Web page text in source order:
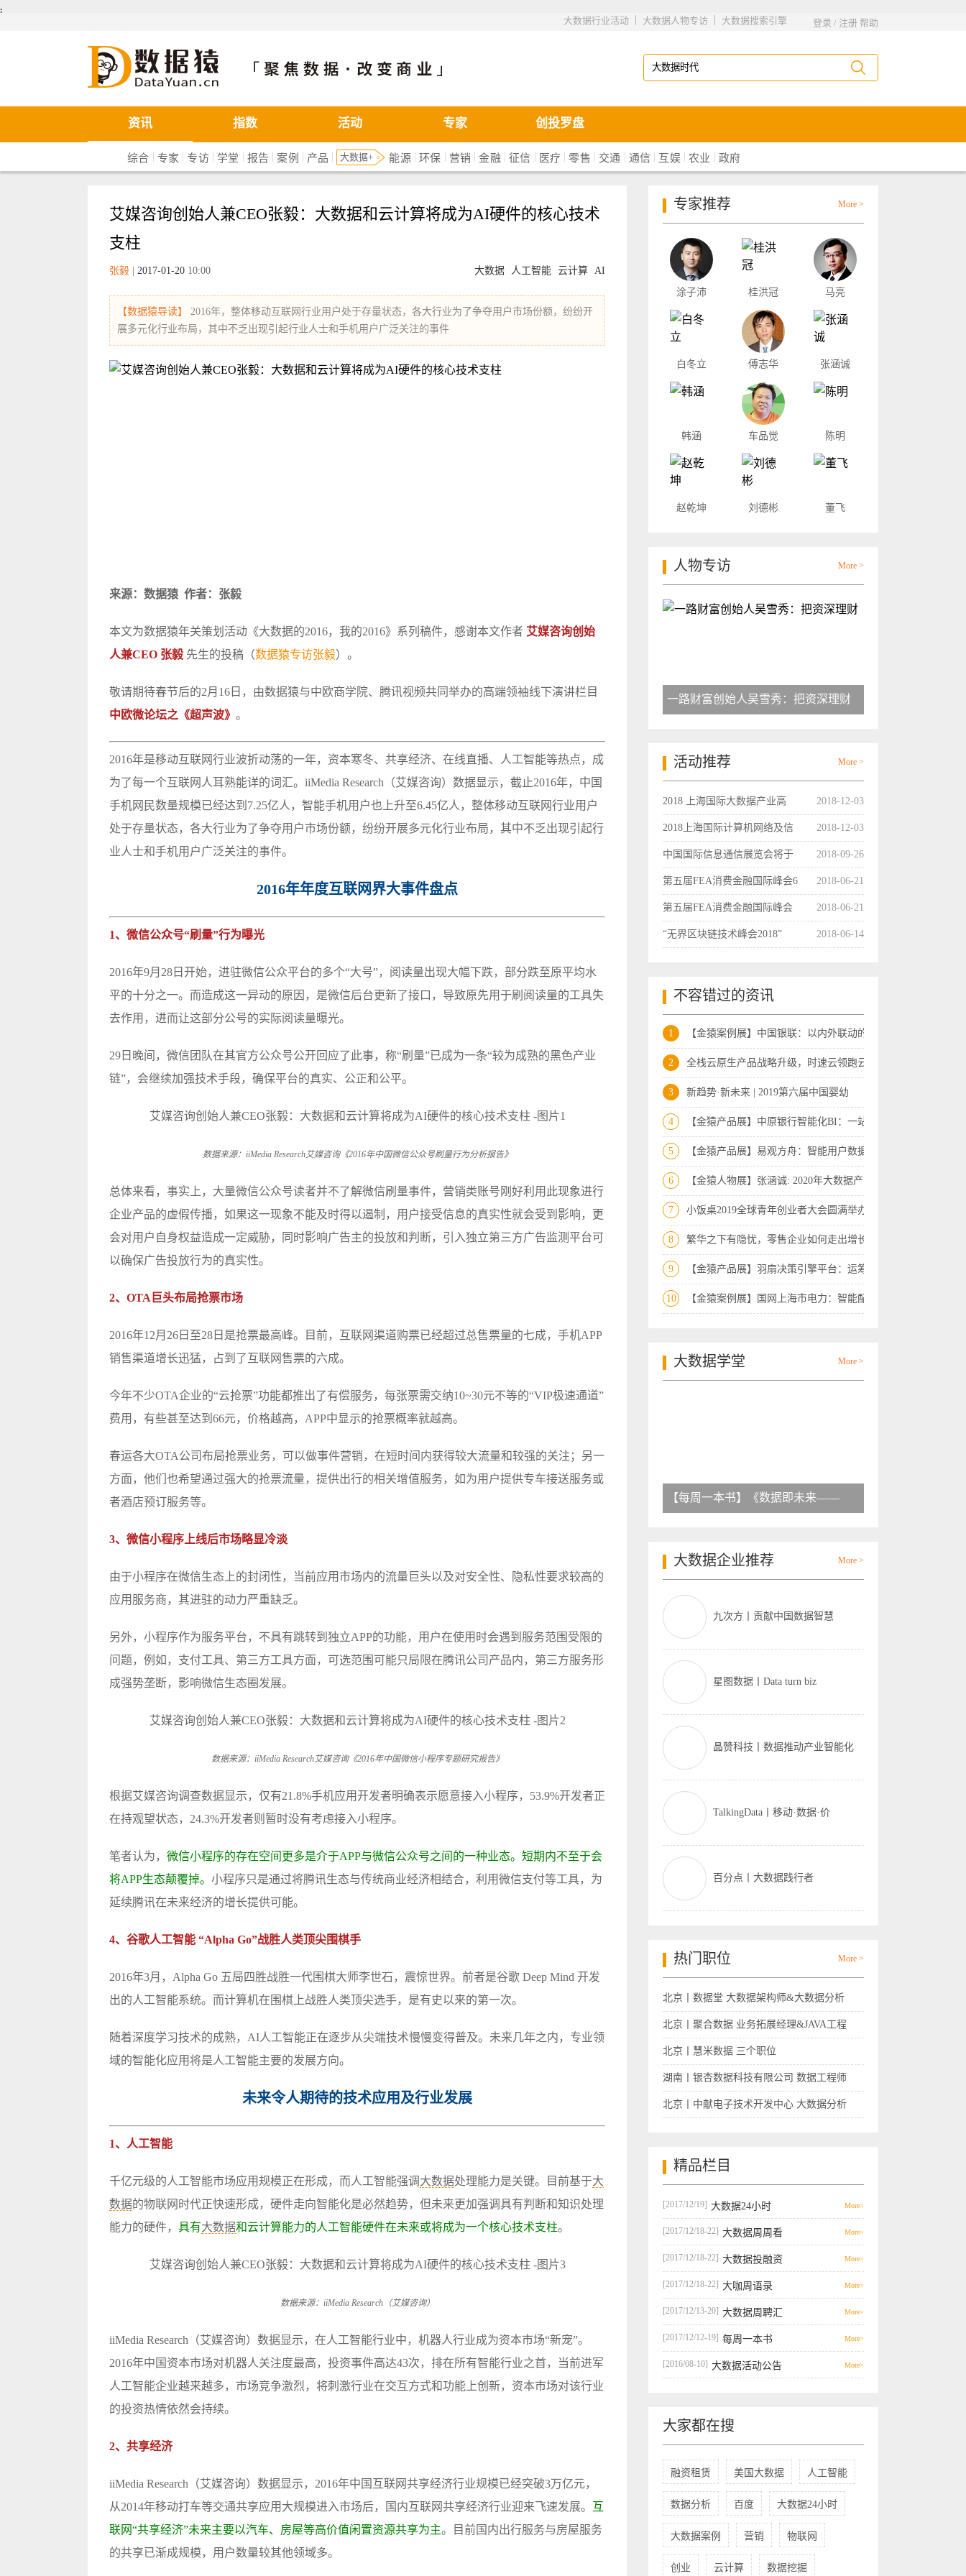
܄
登录 / 注册 帮助
大数据搜索引擎
|
大数据人物专访
|
大数据行业活动
数据猿
资讯 指数 活动 专家 创投罗盘
综合 | 专家 |专访| 学堂 | 报告 | 案例 | 产品 | 大数据+ 能源 |环保 | 营销 |金融 |征信 | 医疗 | 零售 | 交通 | 通信 | 互娱 | 农业 | 政府
艾媒咨询创始人兼CEO张毅：大数据和云计算将成为AI硬件的核心技术
支柱
大数据 人工智能 云计算 AI
张毅 2017-01-20 10:00
【数据猿导读】
2016年，整体移动互联网行业用户处于存量状态，各大行业为了争夺用户市场份额，纷纷开
展多元化行业布局，其中不乏出现引起行业人士和手机用户广泛关注的事件
来源：数据猿 作者：张毅
本文为数据猿年关策划活动《大数据的2016，我的2016》系列稿件，感谢本文作者 艾媒咨询创始
人兼CEO 张毅 先生的投稿（数据猿专访张毅）。
敬请期待春节后的2月16日，由数据猿与中欧商学院、腾讯视频共同举办的高端领袖线下演讲栏目
中欧微论坛之《超声波》 。
2016年是移动互联网行业波折动荡的一年，资本寒冬、共享经济、在线直播、人工智能等热点，成
为了每一个互联网人耳熟能详的词汇。iiMedia Research（艾媒咨询）数据显示，截止2016年，中国
手机网民数量规模已经达到7.25亿人，智能手机用户也上升至6.45亿人，整体移动互联网行业用户
处于存量状态，各大行业为了争夺用户市场份额，纷纷开展多元化行业布局，其中不乏出现引起行
业人士和手机用户广泛关注的事件。
2016年年度互联网界大事件盘点
1、微信公众号“刷量”行为曝光
2016年9月28日开始，进驻微信公众平台的多个“大号”，阅读量出现大幅下跌，部分跌至原平均水
平的十分之一。而造成这一异动的原因，是微信后台更新了接口，导致原先用于刷阅读量的工具失
去作用，进而让这部分公号的实际阅读量曝光。
29日晚间，微信团队在其官方公众号公开回应了此事，称“刷量”已成为一条“较为成熟的黑色产业
链”，会继续加强技术手段，确保平台的真实、公正和公平。
数据来源：iiMedia Research艾媒咨询《2016年中国微信公众号刷量行为分析报告》
总体来看，事实上，大量微信公众号读者并不了解微信刷量事件，营销类账号刚好利用此现象进行
企业产品的虚假传播，如果这一现象不能及时得以遏制，用户接受信息的真实性就会受到影响，更
会对用户自身权益造成一定威胁，同时影响广告主的投放和判断，引入独立第三方广告监测平台可
以确保广告投放行为的真实性。
2、OTA巨头布局抢票市场
2016年12月26日至28日是抢票最高峰。目前，互联网渠道购票已经超过总售票量的七成，手机APP
销售渠道增长迅猛，占到了互联网售票的六成。
今年不少OTA企业的“云抢票”功能都推出了有偿服务，每张票需交纳10~30元不等的“VIP极速通道”
费用，有些甚至达到66元，价格越高，APP中显示的抢票概率就越高。
春运各大OTA公司布局抢票业务，可以做事件营销，在短时间内获得较大流量和较强的关注；另一
方面，他们也希望通过强大的抢票流量，提供出行的相关增值服务，如为用户提供专车接送服务或
者酒店预订服务等。
3、微信小程序上线后市场略显冷淡
由于小程序在微信生态上的封闭性，当前应用市场内的流量巨头以及对安全性、隐私性要求较高的
应用服务商，其进驻的动力严重缺乏。
另外，小程序作为服务平台，不具有跳转到独立APP的功能，用户在使用时会遇到服务范围受限的
问题，例如，支付工具、第三方工具方面，可选范围可能只局限在腾讯公司产品内，第三方服务形
成强势垄断，影响微信生态圈发展。
数据来源：iiMedia Research艾媒咨询《2016年中国微信小程序专题研究报告》
根据艾媒咨询调查数据显示，仅有21.8%手机应用开发者明确表示愿意接入小程序，53.9%开发者正
在持观望状态，24.3%开发者则暂时没有考虑接入小程序。
笔者认为， 微信小程序的存在空间更多是介于APP与微信公众号之间的一种业态。短期内不至于会
将APP生态颠覆掉。 小程序只是通过将腾讯生态与传统商业经济相结合，利用微信支付等工具，为
延续腾讯在未来经济的增长提供可能。
4、谷歌人工智能 “Alpha Go”战胜人类顶尖围棋手
2016年3月，Alpha Go 五局四胜战胜一代围棋大师李世石，震惊世界。前者是谷歌 Deep Mind 开发
出的人工智能系统。而计算机在围棋上战胜人类顶尖选手，是有史以来的第一次。
随着深度学习技术的成熟，AI人工智能正在逐步从尖端技术慢慢变得普及。未来几年之内，专业领
域的智能化应用将是人工智能主要的发展方向。
未来令人期待的技术应用及行业发展
1、人工智能
千亿元级的人工智能市场应用规模正在形成，而人工智能强调 大数据处理能力是关键。目前基于大
数据的物联网时代正快速形成，硬件走向智能化是必然趋势，但未来更加强调具有判断和知识处理
能力的硬件， 具有大数据和云计算能力的人工智能硬件在未来或将成为一个核心技术支柱。
数据来源：iiMedia Research（艾媒咨询）
iiMedia Research（艾媒咨询）数据显示，在人工智能行业中，机器人行业成为资本市场“新宠”。
2016年中国资本市场对机器人关注度最高，投资事件高达43次，排在所有智能行业之首，当前进军
人工智能企业越来越多，市场竞争激烈，将刺激行业在交互方式和功能上创新，资本市场对该行业
的投资热情依然会持续。
2、共享经济
iiMedia Research（艾媒咨询）数据显示，2016年中国互联网共享经济行业规模已经突破3万亿元，
从2014年移动打车等交通共享应用大规模进入市场后，国内互联网共享经济行业迎来飞速发展。 互
联网“共享经济”未来主要以汽车、房屋等高价值闲置资源共享为主。目前国内出行服务与房屋服务
的共享已渐成规模，用户数量较其他领域多。
专家推荐 More >
涂子沛 桂洪冠 马亮
白冬立 傅志华 张涵诚
韩涵 车品觉 陈明
赵乾坤 刘德彬 董飞
人物专访 More >
一路财富创始人吴雪秀：把资深理财
活动推荐 More >
2018 上海国际大数据产业高 2018-12-03
2018上海国际计算机网络及信 2018-12-03
中国国际信息通信展览会将于 2018-09-26
第五届FEA消费金融国际峰会6 2018-06-21
第五届FEA消费金融国际峰会 2018-06-21
“无界区块链技术峰会2018” 2018-06-14
不容错过的资讯
1 【金猿案例展】中国银联：以内外联动的数
2 全栈云原生产品战略升级，时速云领跑云原
3 新趋势·新未来 | 2019第六届中国婴幼
4 【金猿产品展】中原银行智能化BI：一站式
5 【金猿产品展】易观方舟：智能用户数据中
6 【金猿人物展】张涵诚: 2020年大数据产
7 小饭桌2019全球青年创业者大会圆满举办，
8 繁华之下有隐忧，零售企业如何走出增长困
9 【金猿产品展】羽扇决策引擎平台：运筹帷
10 【金猿案例展】国网上海市电力：智能配用
大数据学堂 More >
【每周一本书】《数据即未来——
大数据企业推荐 More >
九次方丨贡献中国数据智慧
星图数据丨Data turn biz
晶赞科技丨数据推动产业智能化
TalkingData丨移动·数据·价
百分点丨大数据践行者
热门职位 More >
北京丨数据堂 大数据架构师&大数据分析
师
北京丨聚合数据 业务拓展经理&JAVA工程
师
北京丨慧米数据 三个职位
湖南丨银杏数据科技有限公司 数据工程师
北京丨中献电子技术开发中心 大数据分析
精品栏目
[2017/12/19] 大数据24小时 More>
[2017/12/18-22] 大数据周周看 More>
[2017/12/18-22] 大数据投融资 More>
[2017/12/18-22] 大咖周语录 More>
[2017/12/13-20] 大数据周聘汇 More>
[2017/12/12-19] 每周一本书 More>
[2016/08-10] 大数据活动公告 More>
大家都在搜
融资租赁 美国大数据 人工智能
数据分析 百度 大数据24小时
大数据案例 营销 物联网
创业 云计算 数据挖掘